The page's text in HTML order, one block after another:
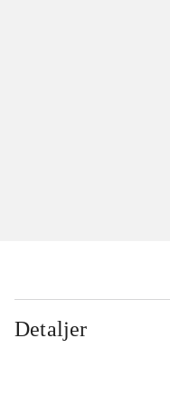
Detaljer